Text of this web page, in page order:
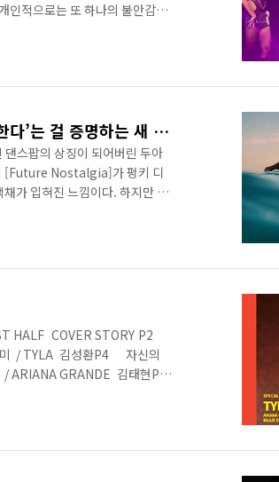
인적으로는 또 하나의 불안감이
. 그러나 아티스트는 전날 밤
DUA LIPA, ‘긍정적일수록 긍정적인 결과를 맞이한다’는 걸 증명하는 새 앨범
스팝의 상징이 되어버린 두아
[Future Nostalgia]가 펑키 디
가 입혀진 느낌이다. 하지만 가
보여주고 있는데, 사랑의 난관
HALF COVER STORY P2
미 / TYLA 김성환P4 자신의
/ ARIANA GRANDE 김태현P6
드로 돌아오다 / CHARLI